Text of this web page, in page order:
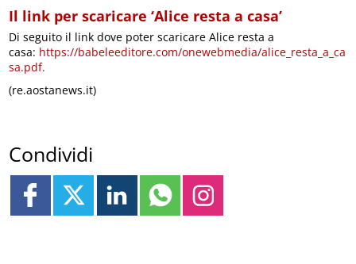
Il link per scaricare ‘Alice resta a casa’
Di seguito il link dove poter scaricare Alice resta a
casa: https://babeleeditore.com/onewebmedia/alice_resta_a_ca
sa.pdf.
(re.aostanews.it)
Condividi